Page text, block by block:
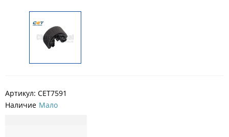
Артикул: CET7591
Наличие Мало